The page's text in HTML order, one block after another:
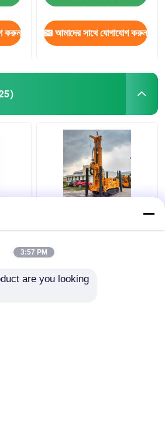
করুন আমাদের সাথে যোগাযোগ করুন
ক্রলার চ্যাসিস মাল্টিফাংশনাল সহ
3:57 PM
are you looking